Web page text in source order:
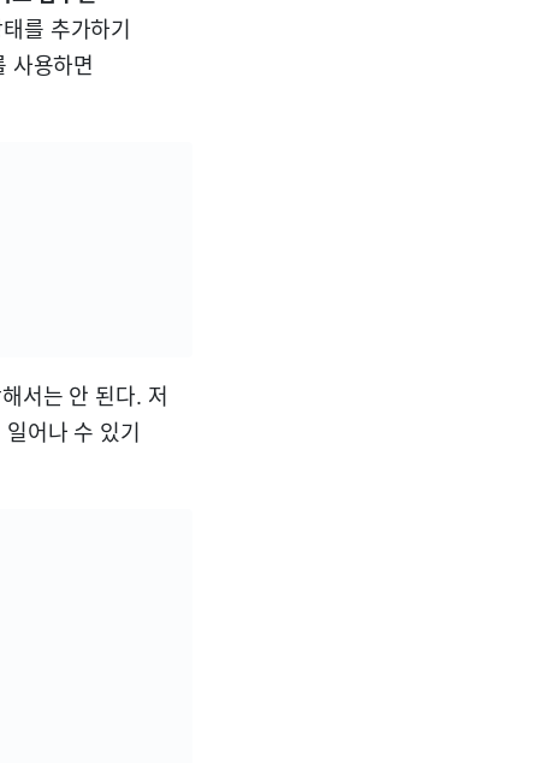
를 추가하기
사용하면
서는 안 된다. 저
어나 수 있기